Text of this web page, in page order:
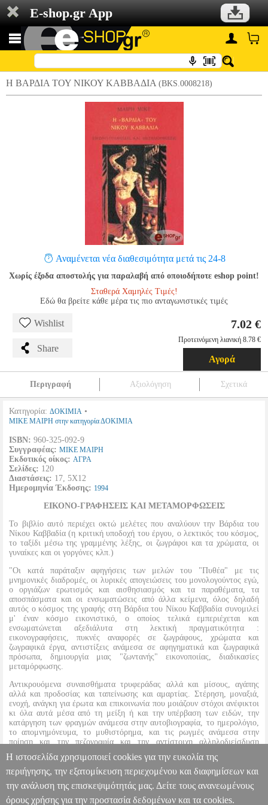
E-shop.gr App
Η ΒΑΡΔΙΑ ΤΟΥ ΝΙΚΟΥ ΚΑΒΒΑΔΙΑ (BKS.0008218)
Αναμένεται νέα διαθεσιμότητα μετά τις 24-8
Χωρίς έξοδα αποστολής για παραλαβή από οποιοδήποτε eshop point!
Σταθερά Χαμηλές Τιμές!
Εδώ θα βρείτε κάθε μέρα τις πιο ανταγωνιστικές τιμές
Wishlist
Share
7.02 €
Προτεινόμενη λιανική 8.78 €
Αγορά
Περιγραφή Αξιολόγηση Σχετικά
Κατηγορία: ΔΟΚΙΜΙΑ •
ΜΙΚΕ ΜΑΙΡΗ στην κατηγορία ΔΟΚΙΜΙΑ
ISBN: 960-325-092-9
Συγγραφέας: ΜΙΚΕ ΜΑΙΡΗ
Εκδοτικός οίκος: ΑΓΡΑ
Σελίδες: 120
Διαστάσεις: 17, 5Χ12
Ημερομηνία Έκδοσης: 1994
ΕΙΚΟΝΟ-ΓΡΑΦΗΣΕΙΣ ΚΑΙ ΜΕΤΑΜΟΡΦΩΣΕΙΣ
Το βιβλίο αυτό περιέχει οκτώ μελέτες που αναλύουν την Βάρδια του
Νίκου Καββαδία (η κριτική υποδοχή του έργου, ο λεκτικός του κόσμος,
το ταξίδι μέσω της γραμμένης λέξης, οι ζωγράφοι και τα χρώματα, οι
γυναίκες και οι γοργόνες κλπ.)
"Οι κατά παράταξιν αφηγήσεις των μελών του "Πυθέα" με τις
μνημονικές διαδρομές, οι λυρικές απογειώσεις του μονολογούντος εγώ,
ο οργιάζων ερωτισμός και αισθησιασμός και τα παραθέματα, τα
αποσπάσματα και οι ενσωματώσεις από άλλα κείμενα, όλος δηλαδή
αυτός ο κόσμος της γραφής στη Βάρδια του Νίκου Καββαδία συνομιλεί
μ' έναν κόσμο εικονιστικό, ο οποίος τελικά εμπεριέχεται και
ενσωματώνεται αξεδιάλυτα στη λεκτική πραγματικότητα :
εικονογραφήσεις, πυκνές αναφορές σε ζωγράφους, χρώματα και
ζωγραφικά έργα, αντιστίξεις ανάμεσα σε αφηγηματικά και ζωγραφικά
πρόσωπα, δημιουργία μιας "ζωντανής" εικονοποιίας, διαδικασίες
μεταμόρφωσης.
Αντικρουόμενα συναισθήματα τρυφεράδας αλλά και μίσους, αγάπης
αλλά και προδοσίας και ταπείνωσης και αμαρτίας. Στέρηση, μοναξιά,
ενοχή, ανάγκη για έρωτα και επικοινωνία που μοιάζουν στόχοι ανέφικτοι
κι όλα αυτά μέσα από τη μείξη ή και την υπέρβαση των ειδών, την
κατάργηση των φραγμών ανάμεσα στην αυτοβιογραφία, το ημερολόγιο,
το απομνημόνευμα, το μυθιστόρημα, και τις ρωγμές ανάμεσα στην
ποίηση και την πεζογραφία και την αντίστοιχη αλληλοδιείσδυση
πεζογραφικών και ποιητικών ρυθμών".
(Μαίρη Μικέ)
Η ΒΑΡΔΙΑ ΤΟΥ ΝΙΚΟΥ ΚΑΒΒΑΔΙΑ BKS.0008218 BKS.0008218
ΜΙΚΕ ΜΑΙΡΗ ΜΙΚΕ ΜΑΙΡΗΔΟΚΙΜΙΑ Κατηγορία: ΔΟΚΙΜΙΑ
Η ιστοσελίδα χρησιμοποιεί cookies για την ευκολία της
περιήγησης, την εξατομίκευση περιεχομένου και διαφημίσεων και
την ανάλυση της επισκεψιμότητάς μας. Δείτε τους ανανεωμένους
όρους χρήσης για την προστασία δεδομένων και τα cookies.